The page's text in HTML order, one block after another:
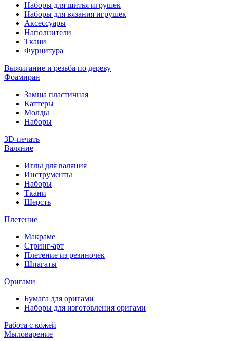
Наборы для шитья игрушек
Наборы для вязания игрушек
Аксессуары
Наполнители
Ткани
Фурнитура
Выжигание и резьба по дереву
Фоамиран
Замша пластичная
Каттеры
Молды
Наборы
3D-печать
Валяние
Иглы для валяния
Инструменты
Наборы
Ткани
Шерсть
Плетение
Макраме
Стринг-арт
Плетение из резиночек
Шпагаты
Оригами
Бумага для оригами
Наборы для изготовления оригами
Работа с кожей
Мыловарение